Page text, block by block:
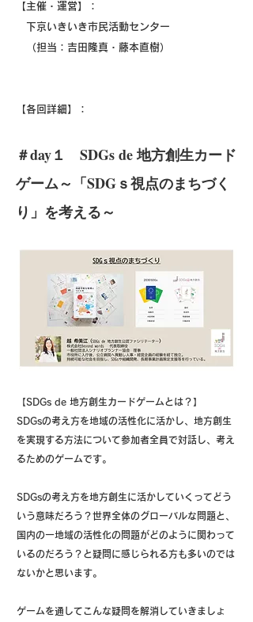
【主催・運営】：
下京いきいき市民活動センター
（担当：吉田隆真・藤本直樹）
【各回詳細】：
＃day１ SDGs de 地方創生カード
ゲーム～「SDGｓ視点のまちづく
り」を考える～
【SDGs de 地方創生カードゲームとは？】
SDGsの考え方を地域の活性化に活かし、地方創生
を実現する方法について参加者全員で対話し、考え
るためのゲームです。
SDGsの考え方を地方創生に活かしていくってどう
いう意味だろう？世界全体のグローバルな問題と、
国内の一地域の活性化の問題がどのように関わって
いるのだろう？と疑問に感じられる方も多いのでは
ないかと思います。
ゲームを通してこんな疑問を解消していきましょ